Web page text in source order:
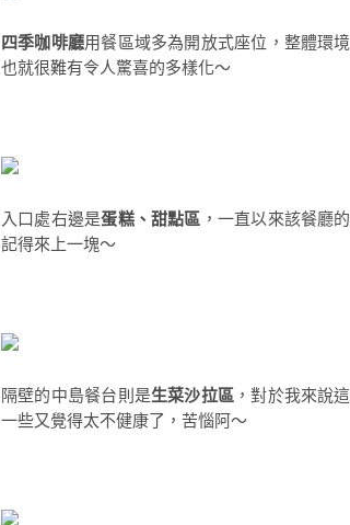
四季咖啡廳用餐區域多為開放式座位，整體環
也就很難有令人驚喜的多樣化～
入口處右邊是蛋糕、甜點區 ，一直以來該餐廳
記得來上一塊～
隔壁的中島餐台則是生菜沙拉區 ，對於我來說
一些又覺得太不健康了，苦惱阿～